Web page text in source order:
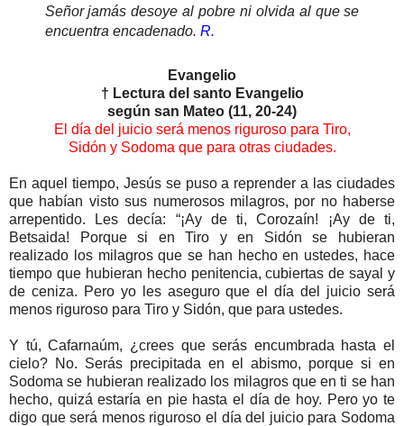
Señor jamás desoye al pobre ni olvida al que se
encuentra encadenado. R.
Evangelio
† Lectura del santo Evangelio
según san Mateo (11, 20-24)
El día del juicio será menos riguroso para Tiro,
Sidón y Sodoma que para otras ciudades.
En aquel tiempo, Jesús se puso a reprender a las ciudades
que habían visto sus numerosos milagros, por no haberse
arrepentido. Les decía: “¡Ay de ti, Corozaín! ¡Ay de ti,
Betsaida! Porque si en Tiro y en Sidón se hubieran
realizado los milagros que se han hecho en ustedes, hace
tiempo que hubieran hecho penitencia, cubiertas de sayal y
de ceniza. Pero yo les aseguro que el día del juicio será
menos riguroso para Tiro y Sidón, que para ustedes.
Y tú, Cafarnaúm, ¿crees que serás encumbrada hasta el
cielo? No. Serás precipitada en el abismo, porque si en
Sodoma se hubieran realizado los milagros que en ti se han
hecho, quizá estaría en pie hasta el día de hoy. Pero yo te
digo que será menos riguroso el día del juicio para Sodoma